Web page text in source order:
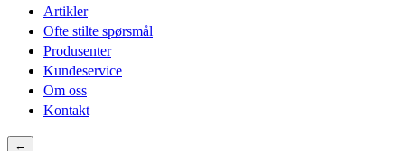
Artikler
Ofte stilte spørsmål
Produsenter
Kundeservice
Om oss
Kontakt
←